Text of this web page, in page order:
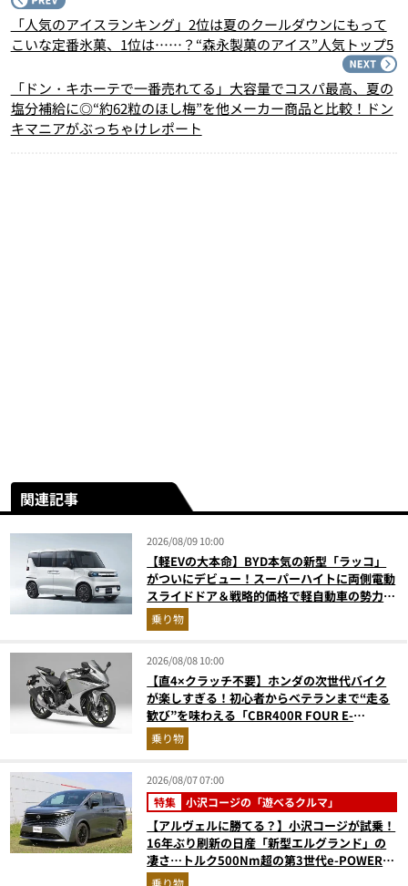
「人気のアイスランキング」2位は夏のクールダウンにもって
こいな定番氷菓、1位は……？“森永製菓のアイス”人気トップ5
「ドン・キホーテで一番売れてる」大容量でコスパ最高、夏の
塩分補給に◎“約62粒のほし梅”を他メーカー商品と比較！ドン
キマニアがぶっちゃけレポート
関連記事
2026/08/09 10:00
【軽EVの大本命】BYD本気の新型「ラッコ」
がついにデビュー！スーパーハイトに両側電動
スライドドア＆戦略的価格で軽自動車の勢力図
はどうなる？
乗り物
2026/08/08 10:00
【直4×クラッチ不要】ホンダの次世代バイク
が楽しすぎる！初心者からベテランまで“走る
歓び”を味わえる「CBR400R FOUR E-
Clutch」を徹底解説
乗り物
2026/08/07 07:00
特集 小沢コージの「遊べるクルマ」
【アルヴェルに勝てる？】小沢コージが試乗！
16年ぶり刷新の日産「新型エルグランド」の
凄さ…トルク500Nm超の第3世代e-POWER＆
和の格調高きデザインを徹底チェック
乗り物